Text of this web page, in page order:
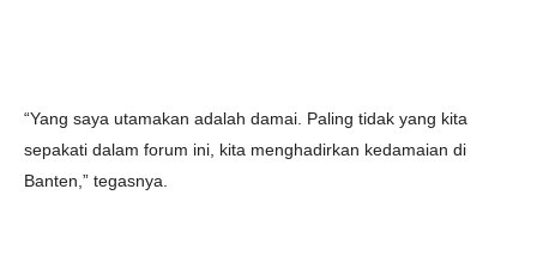
“Yang saya utamakan adalah damai. Paling tidak yang kita
sepakati dalam forum ini, kita menghadirkan kedamaian di
Banten,” tegasnya.